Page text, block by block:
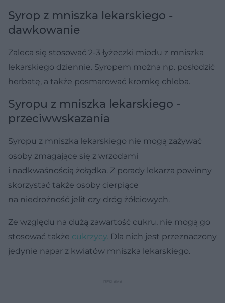
Syrop z mniszka lekarskiego -
dawkowanie
Zaleca się stosować 2-3 łyżeczki miodu z mniszka
lekarskiego dziennie. Syropem można np. posłodzić
herbatę, a także posmarować kromkę chleba.
Syropu z mniszka lekarskiego -
przeciwwskazania
Syropu z mniszka lekarskiego nie mogą zażywać
osoby zmagające się z wrzodami
i nadkwaśnością żołądka. Z porady lekarza powinny
skorzystać także osoby cierpiące
na niedrożność jelit czy dróg żółciowych.
Ze względu na dużą zawartość cukru, nie mogą go
stosować także cukrzycy. Dla nich jest przeznaczony
jedynie napar z kwiatów mniszka lekarskiego.